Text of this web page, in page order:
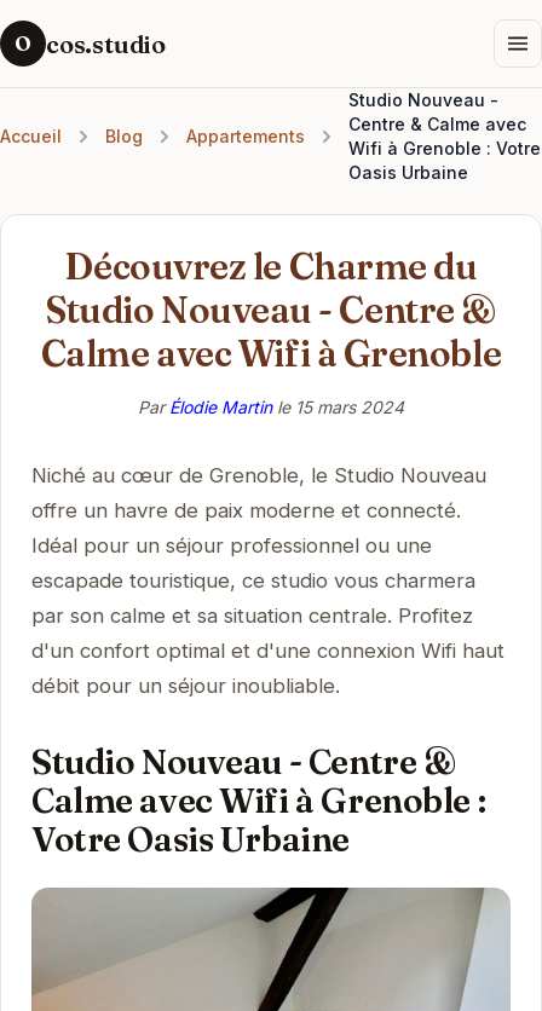
O cos.studio
Accueil Blog Appartements
Studio Nouveau -
Centre & Calme avec
Wifi à Grenoble : Votre
Oasis Urbaine
Découvrez le Charme du
Studio Nouveau - Centre &
Calme avec Wifi à Grenoble
ParÉlodie Martinle 15 mars 2024
Niché au cœur de Grenoble, le Studio Nouveau
offre un havre de paix moderne et connecté.
Idéal pour un séjour professionnel ou une
escapade touristique, ce studio vous charmera
par son calme et sa situation centrale. Profitez
d'un confort optimal et d'une connexion Wifi haut
débit pour un séjour inoubliable.
Studio Nouveau - Centre &
Calme avec Wifi à Grenoble :
Votre Oasis Urbaine